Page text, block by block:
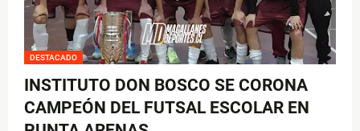
DESTACADO
INSTITUTO DON BOSCO SE CORONA
CAMPEÓN DEL FUTSAL ESCOLAR EN